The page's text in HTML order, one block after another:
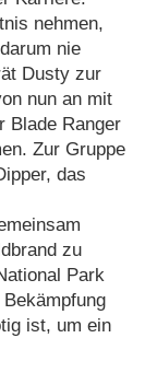
nehmen,
nie
Dusty zur
nun an mit
Blade Ranger
Zur Gruppe
das
zu
Park
ist, um ein